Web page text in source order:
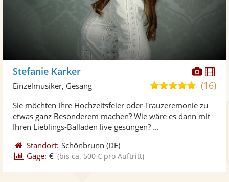
Fotos
Stefanie Karker
5,0
5
(16)
Einzelmusiker, Gesang
Sie möchten Ihre Hochzeitsfeier oder Trauzeremonie zu
etwas ganz Besonderem machen? Wie wäre es dann mit
Ihren Lieblings-Balladen live gesungen? ...
Standort: Schönbrunn (DE)
Gage: € (bis ca. 500 € pro Auftritt)